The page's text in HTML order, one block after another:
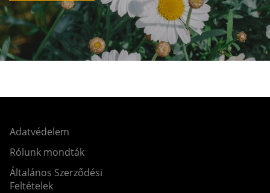
Adatvédelem
Rólunk mondták
Általános Szerződési
Feltételek